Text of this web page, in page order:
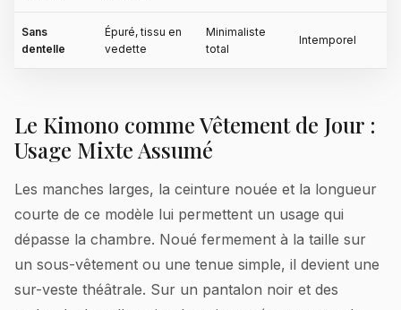
Sans
dentelle
Épuré, tissu en
vedette
Minimaliste
total
Intemporel
Le Kimono comme Vêtement de Jour :
Usage Mixte Assumé
Les manches larges, la ceinture nouée et la longueur
courte de ce modèle lui permettent un usage qui
dépasse la chambre. Noué fermement à la taille sur
un sous-vêtement ou une tenue simple, il devient une
sur-veste théâtrale. Sur un pantalon noir et des